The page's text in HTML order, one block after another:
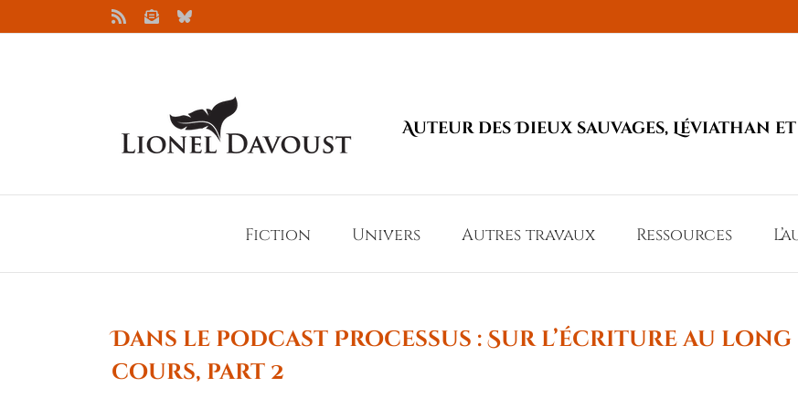
au
Rss Newsletter
Bluesky
Auteur des Dieux sauvages, Léviathan et
Fiction Univers Autres travaux Ressources
Dans le podcast Processus : Sur l’écriture au long
cours, part 2